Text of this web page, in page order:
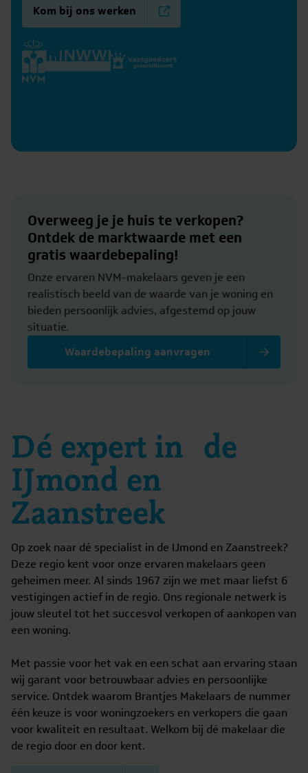
Kom bij ons werken
Overweeg je je huis te verkopen?
Ontdek de marktwaarde met een
gratis waardebepaling!
Onze ervaren NVM-makelaars geven je een
realistisch beeld van de waarde van je woning en
bieden persoonlijk advies, afgestemd op jouw
situatie.
Waardebepaling aanvragen
Dé expert in de
IJmond en
Zaanstreek
Op zoek naar dé specialist in de IJmond en Zaanstreek?
Deze regio kent voor onze ervaren makelaars geen
geheimen meer. Al sinds 1967 zijn we met maar liefst 6
vestigingen actief in de regio. Ons regionale netwerk is
jouw sleutel tot het succesvol verkopen of aankopen van
een woning.
Met passie voor het vak en een schat aan ervaring staan
wij garant voor betrouwbaar advies en persoonlijke
service. Ontdek waarom Brantjes Makelaars de nummer
één keuze is voor woningzoekers en verkopers die gaan
voor kwaliteit en resultaat. Welkom bij dé makelaar die
de regio door en door kent.